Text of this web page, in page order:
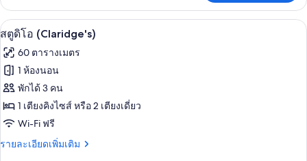
เกี่ยว
กับ
ห้อง
พัก
(Claridge's)
เปิด
ภาพถ่าย
ทั้งหมด
ของ
สตู
ดิโอ
(Claridge's)
สตูดิโอ (Claridge's) | เครื่องนอนระดั
4
สตูดิโอ (Claridge's)
60 ตารางเมตร
1 ห้องนอน
พักได้ 3 คน
1 เตียงคิงไซส์ หรือ 2 เตียงเดี่ยว
Wi-Fi ฟรี
รายละเอียดเพิ่มเติม
ราย